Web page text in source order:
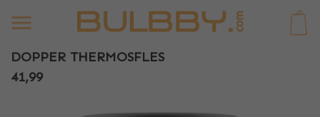
DOPPER THERMOSFLES
41,99